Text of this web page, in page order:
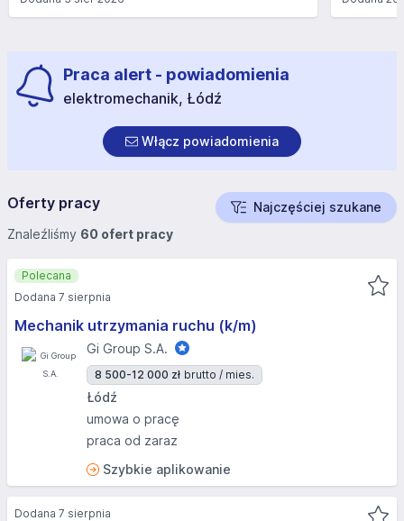
Praca alert - powiadomienia
elektromechanik, Łódź
Włącz powiadomienia
Oferty pracy
Najczęściej szukane
Znaleźliśmy 60 ofert pracy
Mechanik utrzymania ruchu (k/m)
Gi Group S.A.
8 500-12 000 zł brutto / mies.
Łódź
umowa o pracę
praca od zaraz
Szybkie aplikowanie
Polecana
Dodana 7 sierpnia
Dodana 7 sierpnia